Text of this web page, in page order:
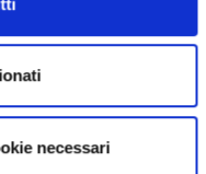
necessari